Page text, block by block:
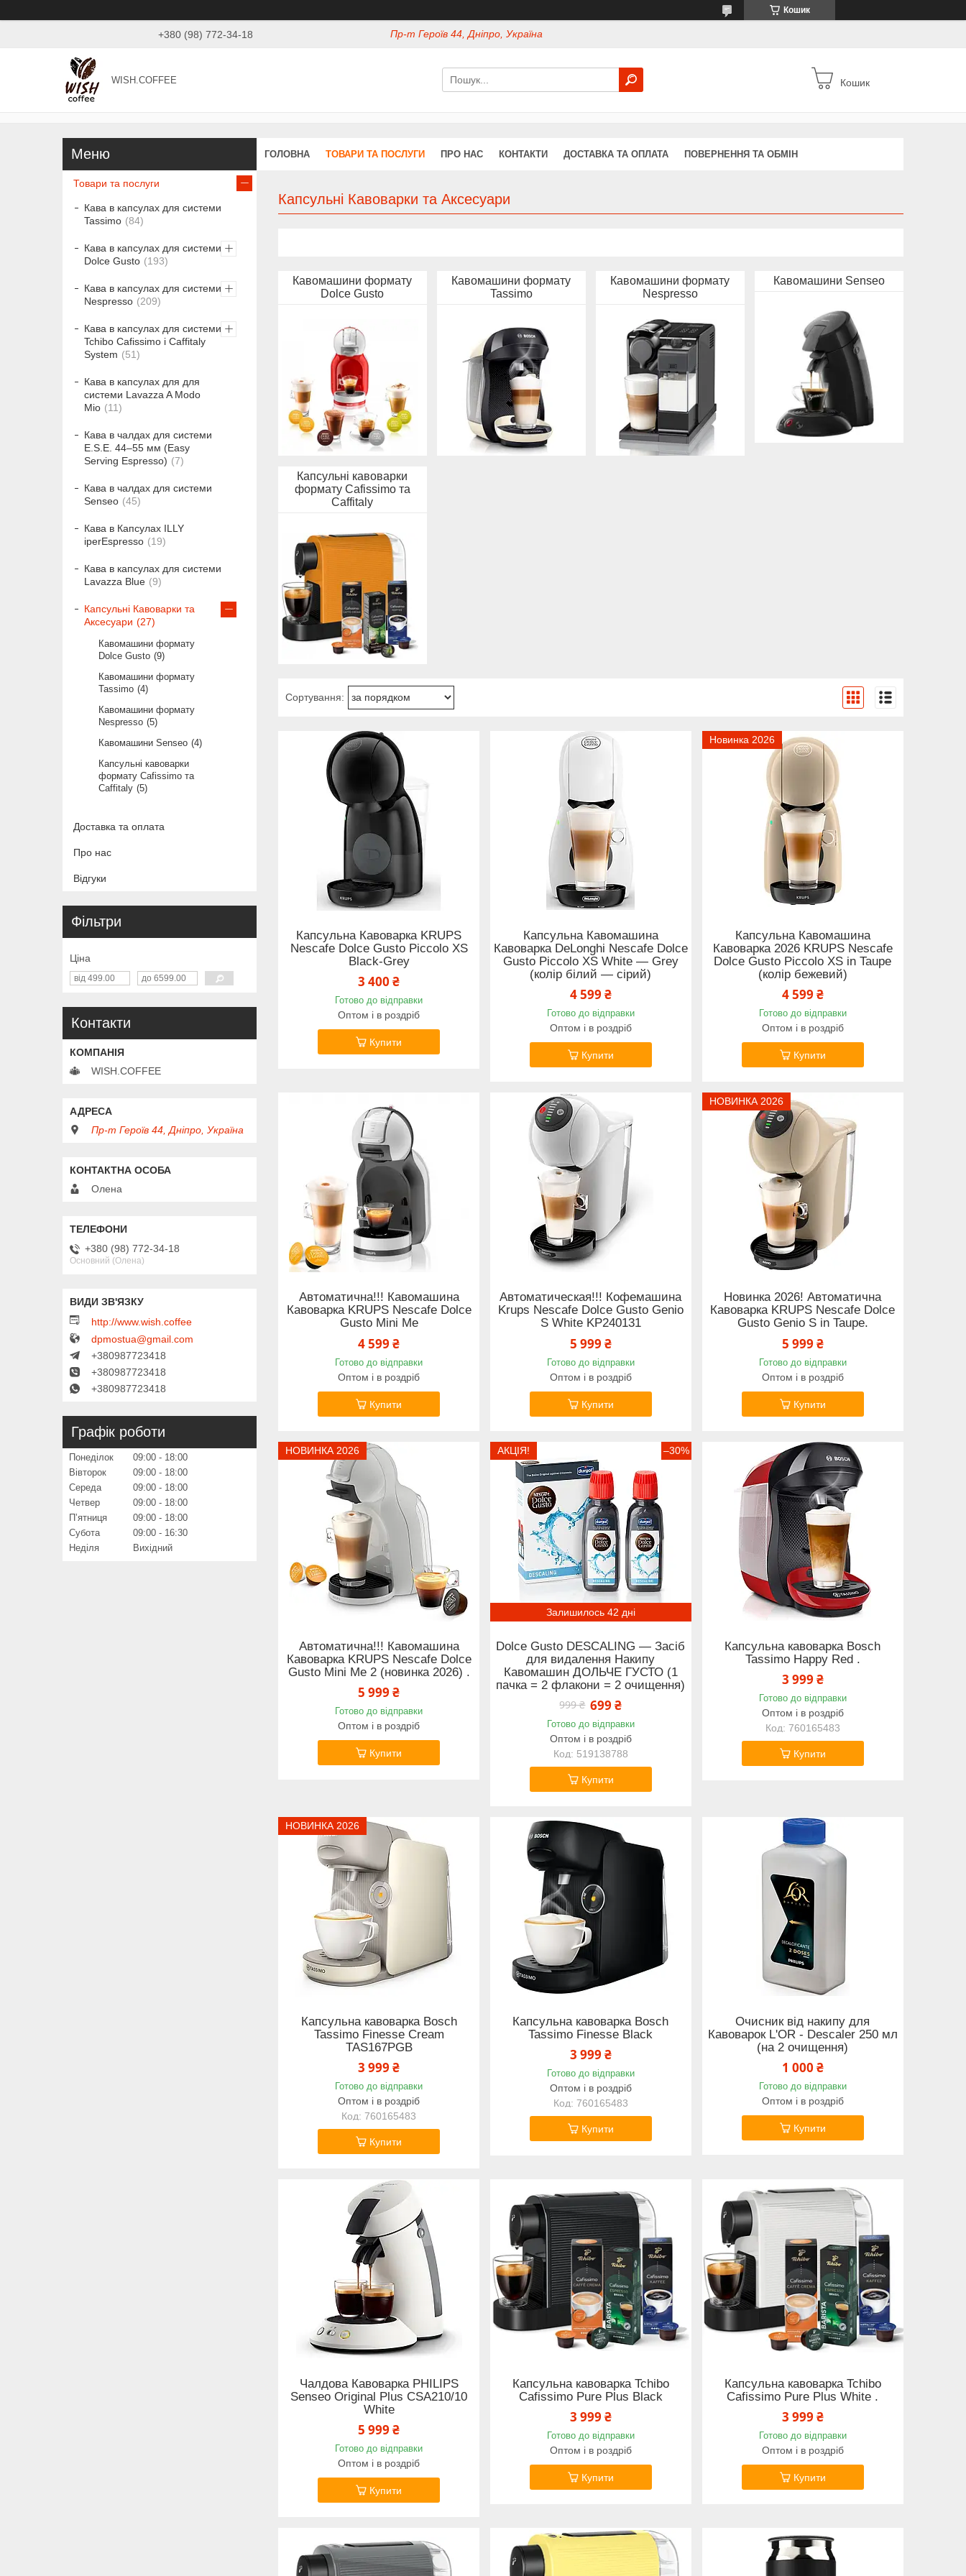
Кошик
+380 (98) 772-34-18 Пр-т Героїв 44, Дніпро, Україна
WISH.COFFEE Кошик
ГОЛОВНА ТОВАРИ ТА ПОСЛУГИ ПРО НАС КОНТАКТИ ДОСТАВКА ТА ОПЛАТА ПОВЕРНЕННЯ ТА ОБМІН
Капсульні Кавоварки та Аксесуари
Кавомашини формату
Dolce Gusto
Кавомашини формату
Tassimo
Кавомашини формату
Nespresso
Кавомашини Senseo
Капсульні кавоварки
формату Cafissimo та
Caffitaly
Капсульна Кавоварка KRUPS
Nescafe Dolce Gusto Piccolo XS
Black-Grey
3 400 ₴
Готово до відправки
Оптом і в роздріб
Купити
Капсульна Кавомашина
Кавоварка DeLonghi Nescafe Dolce
Gusto Piccolo XS White — Grey
(колір білий — сірий)
4 599 ₴
Готово до відправки
Оптом і в роздріб
Купити
Новинка 2026
Капсульна Кавомашина
Кавоварка 2026 KRUPS Nescafe
Dolce Gusto Piccolo XS in Taupe
(колір бежевий)
4 599 ₴
Готово до відправки
Оптом і в роздріб
Купити
Автоматична!!! Кавомашина
Кавоварка KRUPS Nescafe Dolce
Gusto Mini Me
4 599 ₴
Готово до відправки
Оптом і в роздріб
Купити
Автоматическая!!! Кофемашина
Krups Nescafe Dolce Gusto Genio
S White KP240131
5 999 ₴
Готово до відправки
Оптом і в роздріб
Купити
НОВИНКА 2026
Новинка 2026! Автоматична
Кавоварка KRUPS Nescafe Dolce
Gusto Genio S in Taupe.
5 999 ₴
Готово до відправки
Оптом і в роздріб
Купити
НОВИНКА 2026
Автоматична!!! Кавомашина
Кавоварка KRUPS Nescafe Dolce
Gusto Mini Me 2 (новинка 2026) .
5 999 ₴
Готово до відправки
Оптом і в роздріб
Купити
АКЦІЯ! –30%
Залишилось 42 дні
Dolce Gusto DESCALING — Засіб
для видалення Накипу
Кавомашин ДОЛЬЧЕ ГУСТО (1
пачка = 2 флакони = 2 очищення)
999 ₴ 699 ₴
Готово до відправки
Оптом і в роздріб
519138788
Купити
Капсульна кавоварка Bosch
Tassimo Happy Red .
3 999 ₴
Готово до відправки
Оптом і в роздріб
760165483
Купити
НОВИНКА 2026
Капсульна кавоварка Bosch
Tassimo Finesse Cream
TAS167PGB
3 999 ₴
Готово до відправки
Оптом і в роздріб
760165483
Купити
Капсульна кавоварка Bosch
Tassimo Finesse Black
3 999 ₴
Готово до відправки
Оптом і в роздріб
760165483
Купити
Очисник від накипу для
Кавоварок L'OR - Descaler 250 мл
(на 2 очищення)
1 000 ₴
Готово до відправки
Оптом і в роздріб
Купити
Чалдова Кавоварка PHILIPS
Senseo Original Plus CSA210/10
White
5 999 ₴
Готово до відправки
Оптом і в роздріб
Купити
Капсульна кавоварка Tchibo
Cafissimo Pure Plus Black
3 999 ₴
Готово до відправки
Оптом і в роздріб
Купити
Капсульна кавоварка Tchibo
Cafissimo Pure Plus White .
3 999 ₴
Готово до відправки
Оптом і в роздріб
Купити
Товари та послуги
Кава в капсулах для системи
Tassimo
84
Кава в капсулах для системи
Dolce Gusto
193
Кава в капсулах для системи
Nespresso
209
Кава в капсулах для системи
Tchibo Cafissimo і Caffitaly
System
51
Кава в капсулах для для
системи Lavazza A Modo
Mio
11
Кава в чалдах для системи
E.S.E. 44–55 мм (Easy
Serving Espresso)
7
Кава в чалдах для системи
Senseo
45
Кава в Капсулах ILLY
iperEspresso
19
Кава в капсулах для системи
Lavazza Blue
9
Капсульні Кавоварки та
Аксесуари
27
Кавомашини формату
Dolce Gusto 9
Кавомашини формату
Tassimo 4
Кавомашини формату
Nespresso 5
Кавомашини Senseo 4
Капсульні кавоварки
формату Cafissimo та
Caffitaly 5
Доставка та оплата
Про нас
Відгуки
Фільтри
Ціна
Контакти
WISH.COFFEE
Пр-т Героїв 44, Дніпро, Україна
Олена
+380 (98) 772-34-18
Основний (Олена)
http://www.wish.coffee
dpmostua@gmail.com
+380987723418
+380987723418
+380987723418
Графік роботи
Понеділок 09:00
18:00
Вівторок
09:00
18:00
Середа
09:00
18:00
Четвер
09:00
18:00
Пʼятниця
09:00
18:00
Субота
09:00
16:30
Неділя
Вихідний